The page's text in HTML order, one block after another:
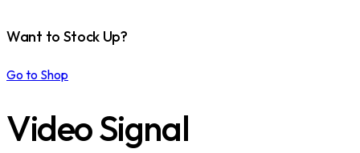
Want to Stock Up?
Go to Shop
Video Signal